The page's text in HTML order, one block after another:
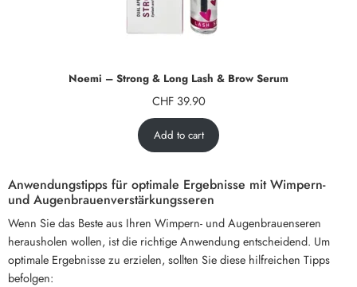
Noemi – Strong & Long Lash & Brow Serum
CHF39.90
Add to cart
Anwendungstipps für optimale Ergebnisse mit Wimpern-
und Augenbrauenverstärkungsseren
Wenn Sie das Beste aus Ihren Wimpern- und Augenbrauenseren
herausholen wollen, ist die richtige Anwendung entscheidend. Um
optimale Ergebnisse zu erzielen, sollten Sie diese hilfreichen Tipps
befolgen: